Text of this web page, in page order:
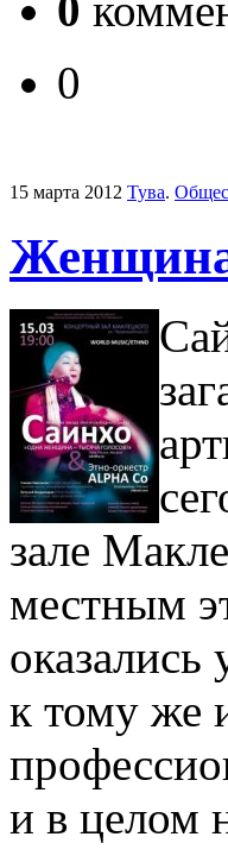
0
0
15 марта 2012 Тува.
зале
местным
к тому же
и в целом